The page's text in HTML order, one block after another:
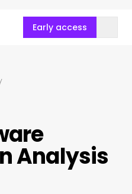
Early access
Analysis